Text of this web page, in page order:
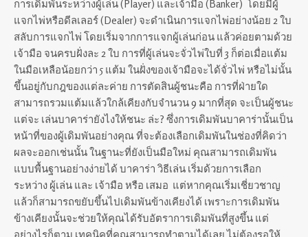
การเดิมพันระหว่างผู้เล่น (Player) และเจ้ามือ (Banker) โดยมีผู้
แจกไพ่หรือดีลเลอร์ (Dealer) จะดำเนินการแจกไพ่อย่างน้อย 2 ใบ
สลับการแจกไพ่ โดยเริ่มจากการแจกผู้เล่นก่อน แล้วค่อยตามด้วย
เจ้ามือ จนครบฝั่งละ 2 ใบ การที่ผู้เล่นจะจั่วไพ่ใบที่ 3 ก็ต่อเมื่อแต้ม
ในมือเหลือน้อยกว่า 5 แต้ม ในฝั่งของเจ้ามือจะได้จั่วไพ่ หรือไม่นั้น
ขึ้นอยู่กับกฎของแต่ละค่าย การตัดสินผู้ชนะคือ การที่ฝ่ายใด
สามารถรวมแต้มแล้วใกล้เคียงกับจำนวน 9 มากที่สุด จะเป็นผู้ชนะ
แต่จะ เล่นบาคาร่ายังไงให้ชนะ ล่ะ? ซึ่งการเดิมพันบาคาร่านั้นเป็น
หน้าที่ของผู้เดิมพันอย่างคุณ ที่จะต้องเลือกเดิมพันในช่องที่คิดว่า
ผลจะออกเช่นนั้น ในฐานะที่ยังเป็นมือใหม่ คุณสามารถเดิมพัน
แบบพื้นฐานอย่างง่ายได้ บาคาร่า วิธีเล่น เริ่มด้วยการเลือก
ระหว่าง ผู้เล่น และ เจ้ามือ หรือ เสมอ แต่หากคุณเริ่มเชี่ยวชาญ
แล้วก็สามารถขยับขึ้นไปเดิมพันข้างเคียงได้ เพราะการเดิมพัน
ข้างเคียงนั้นจะช่วยให้คุณได้รับอัตราการเดิมพันที่สูงขึ้น แต่
อย่างไรก็ตาม เทคนิคที่คุณสามารถทำตามได้เลย ไม่ต้องรอให้